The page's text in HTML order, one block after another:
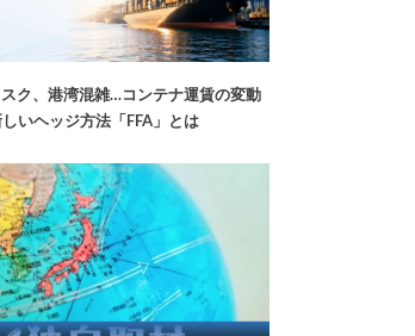
ク、港湾混雑…コンテナ運賃の変動
いヘッジ方法「FFA」とは